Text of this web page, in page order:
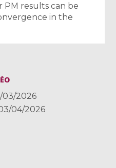
PM results can be
in the
03/2026
04/2026